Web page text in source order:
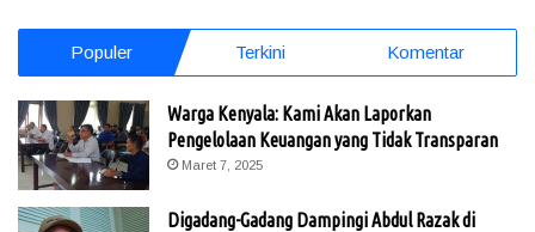
Populer Terkini Komentar
Warga Kenyala: Kami Akan Laporkan
Pengelolaan Keuangan yang Tidak Transparan
Maret 7, 2025
Digadang-Gadang Dampingi Abdul Razak di